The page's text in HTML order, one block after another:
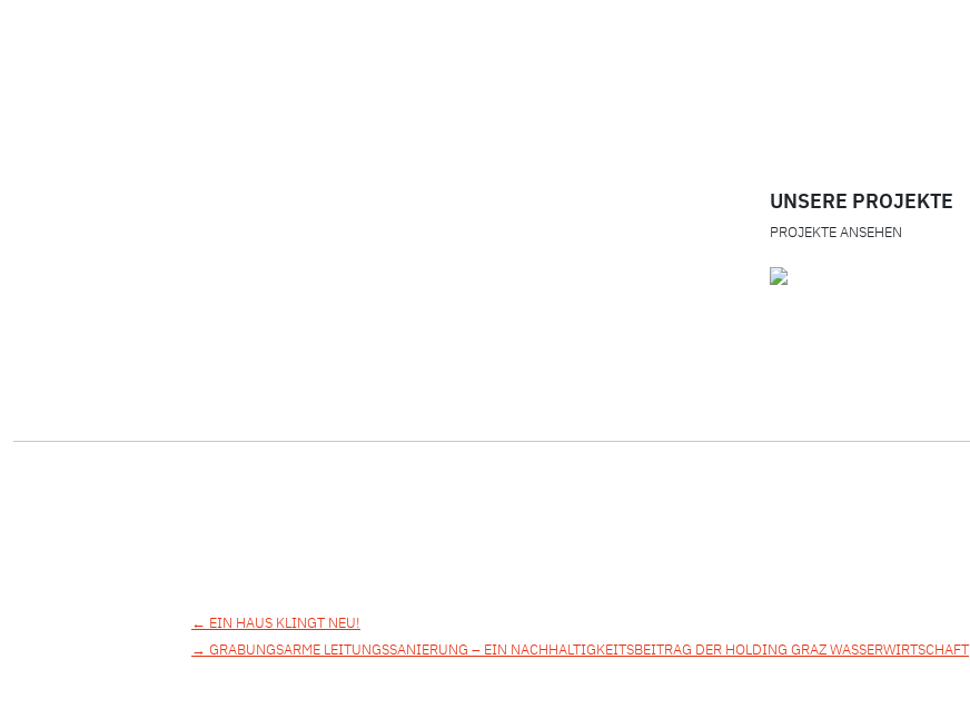
UNSERE PROJEKTE
PROJEKTE ANSEHEN
Beitragsnavigation
← EIN HAUS KLINGT NEU!
→ GRABUNGSARME LEITUNGSSANIERUNG – EIN NACHHALTIGKEITSBEITRAG DER HOLDING GRAZ WASSERWIRTSCHAFT